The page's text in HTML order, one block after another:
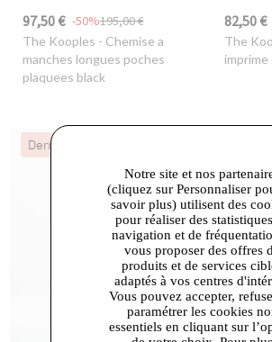
97,50 € 195,00 €
-50%
The Kooples - Chemise a
manches longues poches
plaquees black
82,50 €
The
Dernières Chances
Notre site et nos
(cliquez sur Personnaliser
savoir plus) utilisent des
pour réaliser des
navigation et de
vous proposer des offres
produits et de services
adaptés à vos centres
Vous pouvez accepter,
paramétrer les cookies
essentiels en cliquant sur